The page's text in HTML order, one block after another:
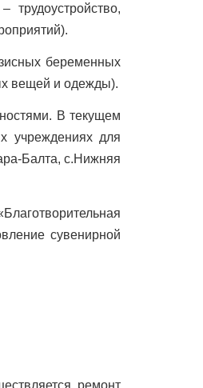
беременных
вещей и одежды).
В текущем
учреждениях для
Балта, с.Нижняя
сувенирной
ремонт